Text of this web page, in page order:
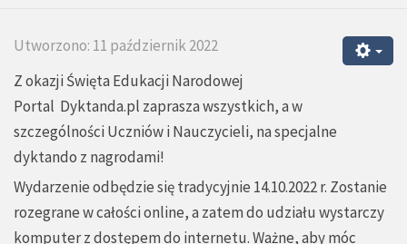
Utworzono: 11 październik 2022
Z okazji Święta Edukacji Narodowej
Portal Dyktanda.pl zaprasza wszystkich, a w
szczególności Uczniów i Nauczycieli, na specjalne
dyktando z nagrodami!
Wydarzenie odbędzie się tradycyjnie 14.10.2022 r. Zostanie
rozegrane w całości online, a zatem do udziału wystarczy
komputer z dostępem do internetu. Ważne, aby móc